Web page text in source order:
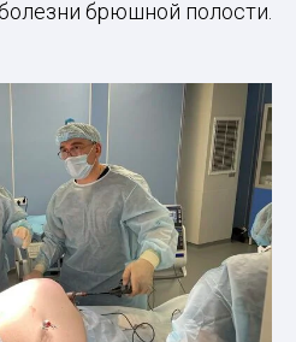
брюшной полости.